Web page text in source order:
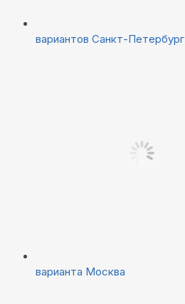
вариантов Санкт-Петербург
варианта Москва